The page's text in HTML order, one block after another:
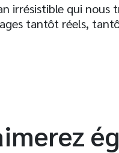
irrésistible qui nous
tantôt réels,